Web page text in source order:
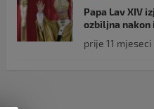
Papa Lav XIV
ozbiljna nakon
prije 11 mjeseci